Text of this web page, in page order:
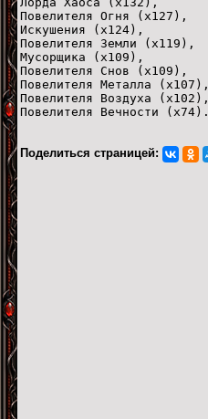
Повелителя Огня (х127),
Искушения (х124),
Повелителя Земли (х119),
Мусорщика (х109),
Повелителя Снов (х109),
Повелителя Металла (х107),
Повелителя Воздуха (x102),
Повелителя Вечности (х74).
Поделиться страницей: